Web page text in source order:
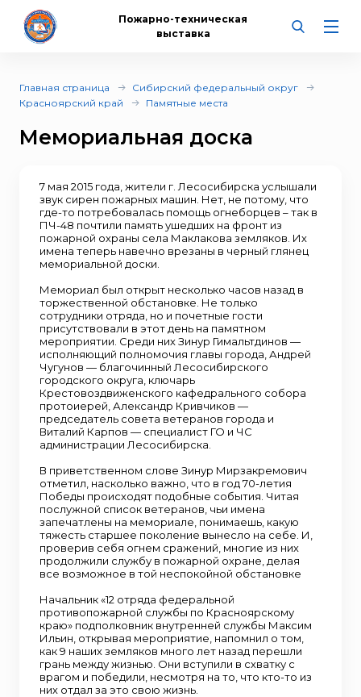
Пожарно-техническая
выставка
Главная страница
Сибирский федеральный округ
Красноярский край
Памятные места
Мемориальная доска
7 мая 2015 года, жители г. Лесосибирска услышали
звук сирен пожарных машин. Нет, не потому, что
где-то потребовалась помощь огнеборцев – так в
ПЧ-48 почтили память ушедших на фронт из
пожарной охраны села Маклакова земляков. Их
имена теперь навечно врезаны в черный глянец
мемориальной доски.
Мемориал был открыт несколько часов назад в
торжественной обстановке. Не только
сотрудники отряда, но и почетные гости
присутствовали в этот день на памятном
мероприятии. Среди них Зинур Гимальтдинов —
исполняющий полномочия главы города, Андрей
Чугунов — благочинный Лесосибирского
городского округа, ключарь
Крестовоздвиженского кафедрального собора
протоиерей, Александр Кривчиков —
председатель совета ветеранов города и
Виталий Карпов — специалист ГО и ЧС
администрации Лесосибирска.
В приветственном слове Зинур Мирзакремович
отметил, насколько важно, что в год 70-летия
Победы происходят подобные события. Читая
послужной список ветеранов, чьи имена
запечатлены на мемориале, понимаешь, какую
тяжесть старшее поколение вынесло на себе. И,
проверив себя огнем сражений, многие из них
продолжили службу в пожарной охране, делая
все возможное в той неспокойной обстановке
Начальник «12 отряда федеральной
противопожарной службы по Красноярскому
краю» подполковник внутренней службы Максим
Ильин, открывая мероприятие, напомнил о том,
как 9 наших земляков много лет назад перешли
грань между жизнью. Они вступили в схватку с
врагом и победили, несмотря на то, что кто-то из
них отдал за это свою жизнь.